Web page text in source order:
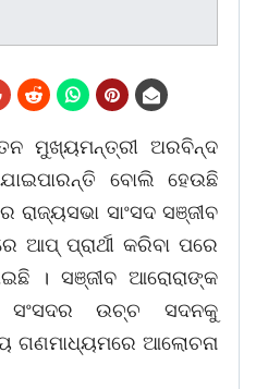
ମୁଖ୍ୟମନ୍ତ୍ରୀ ଅରବିନ୍ଦ
ବୋଲି ହେଉଛି
ରାଜ୍ୟସଭା ସାଂସଦ ସଞ୍ଜୀବ
ଆପ୍ ପ୍ରାର୍ଥୀ କରିବା ପରେ
। ସଞ୍ଜୀବ ଆରୋରାଙ୍କ
ସଂସଦର ଉଚ୍ଚ ସଦନକୁ
ଗଣମାଧ୍ୟମରେ ଆଲୋଚନା